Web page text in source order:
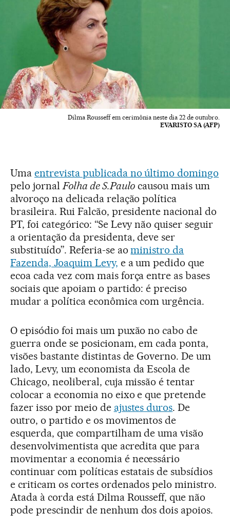
Dilma Rousseff em cerimônia neste dia 22 de outubro.
EVARISTO SA (AFP)
Uma entrevista publicada no último domingo
pelo jornal Folha de S.Paulo causou mais um
alvoroço na delicada relação política
brasileira. Rui Falcão, presidente nacional do
PT, foi categórico: “Se Levy não quiser seguir
a orientação da presidenta, deve ser
substituído”. Referia-se aoministro da
Fazenda, Joaquim Levy, e a um pedido que
ecoa cada vez com mais força entre as bases
sociais que apoiam o partido: é preciso
mudar a política econômica com urgência.
O episódio foi mais um puxão no cabo de
guerra onde se posicionam, em cada ponta,
visões bastante distintas de Governo. De um
lado, Levy, um economista da Escola de
Chicago, neoliberal, cuja missão é tentar
colocar a economia no eixo e que pretende
fazer isso por meio de ajustes duros. De
outro, o partido e os movimentos de
esquerda, que compartilham de uma visão
desenvolvimentista que acredita que para
movimentar a economia é necessário
continuar com políticas estatais de subsídios
e criticam os cortes ordenados pelo ministro.
Atada à corda está Dilma Rousseff, que não
pode prescindir de nenhum dos dois apoios.